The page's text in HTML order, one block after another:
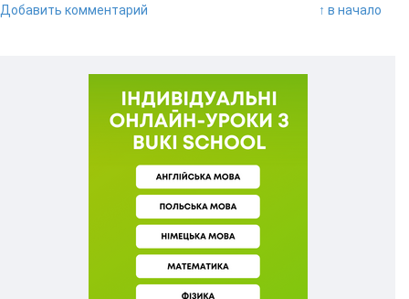
Добавить комментарий ↑ в начало